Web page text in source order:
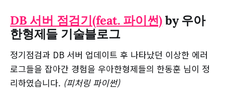
DB 서버 점검기(feat. 파이썬)by 우아
한형제들 기술블로그
정기점검과 DB 서버 업데이트 후 나타났던 이상한 에러
로그들을 잡아간 경험을 우아한형제들의 한동훈 님이 정
리하였습니다. (피처링 파이썬)